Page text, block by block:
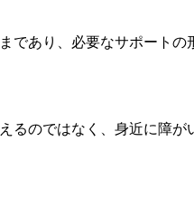
あり、必要なサポート
のではなく、身近に障